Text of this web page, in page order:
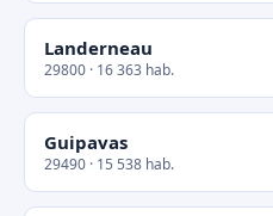
Landerneau
29800 · 16 363 hab.
Guipavas
29490 · 15 538 hab.